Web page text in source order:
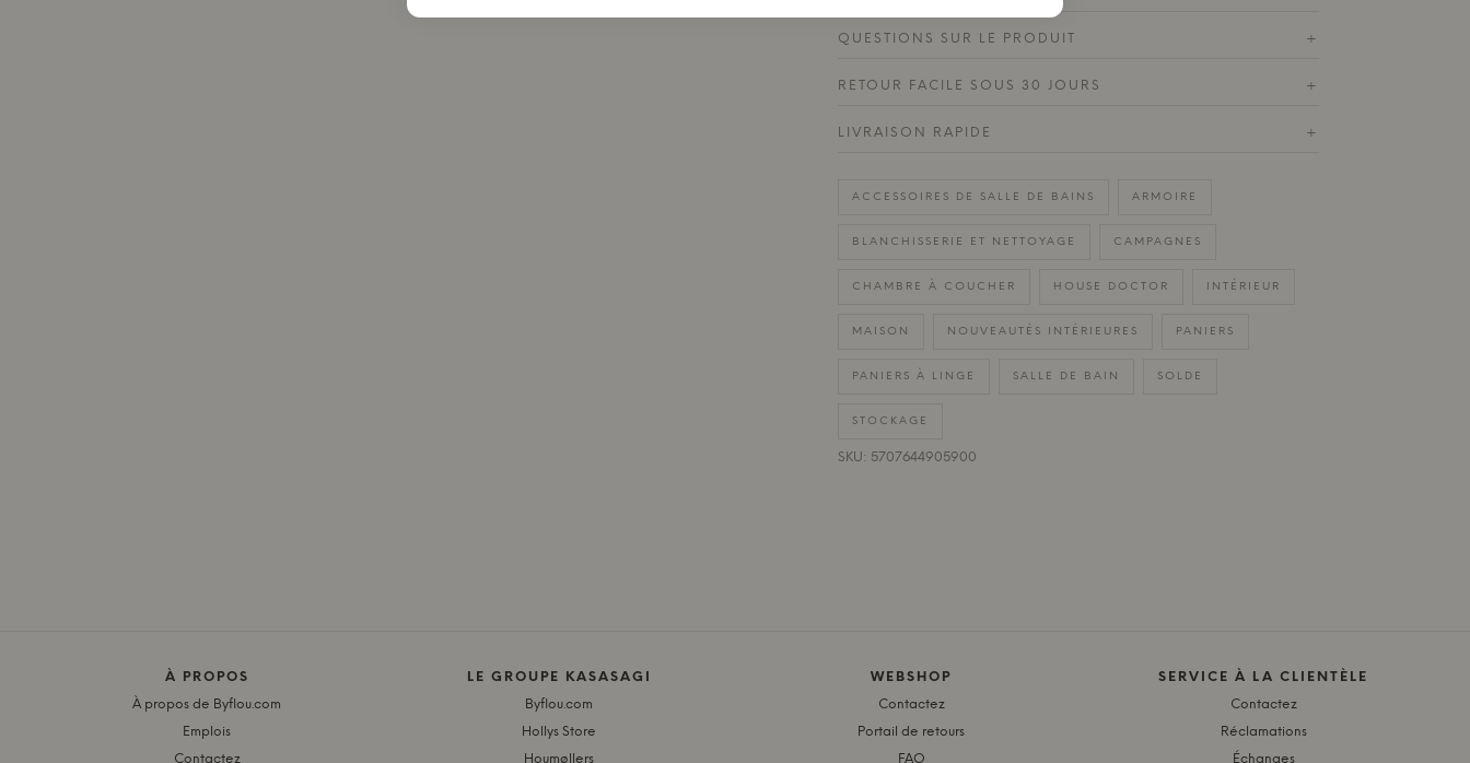
QUESTIONS SUR LE PRODUIT +
RETOUR FACILE SOUS 30 JOURS +
LIVRAISON RAPIDE +
ACCESSOIRES DE SALLE DE BAINS ARMOIRE
BLANCHISSERIE ET NETTOYAGE CAMPAGNES
CHAMBRE À COUCHER HOUSE DOCTOR INTÉRIEUR
MAISON NOUVEAUTÉS INTÉRIEURES PANIERS
PANIERS À LINGE SALLE DE BAIN SOLDE
STOCKAGE
SKU: 5707644905900
À PROPOS
À propos de Byflou.com
Emplois
Contactez
LE GROUPE KASASAGI
Byflou.com
Hollys Store
Houmøllers
WEBSHOP
Contactez
Portail de retours
FAQ
SERVICE À LA CLIENTÈLE
Contactez
Réclamations
Échanges